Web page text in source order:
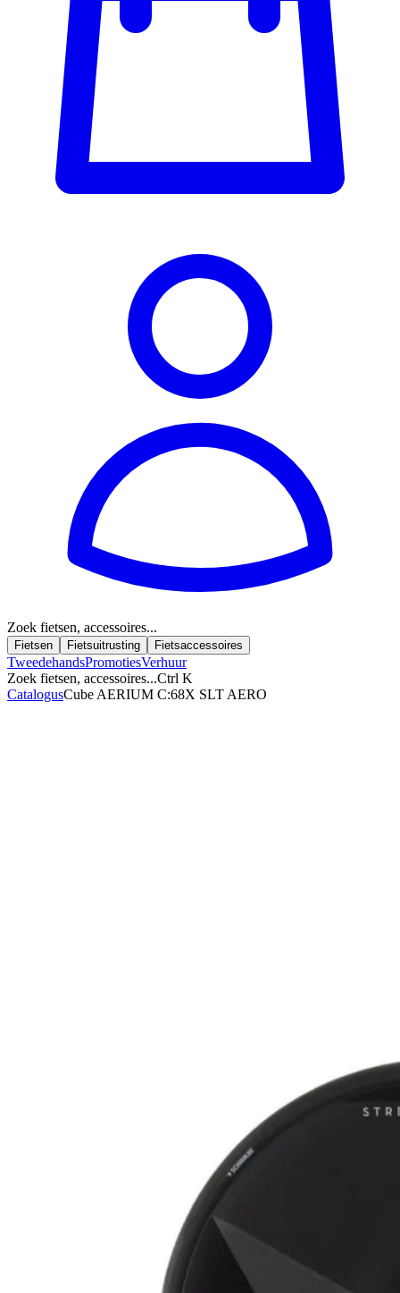
Zoek fietsen, accessoires...
Fietsen Fietsuitrusting Fietsaccessoires
TweedehandsPromotiesVerhuur
Zoek fietsen, accessoires...Ctrl K
CatalogusCube AERIUM C:68X SLT AERO